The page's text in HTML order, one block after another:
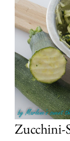
Zucchini-